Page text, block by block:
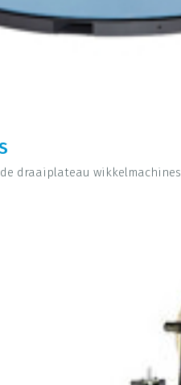
draaiplateau wikkelmachines